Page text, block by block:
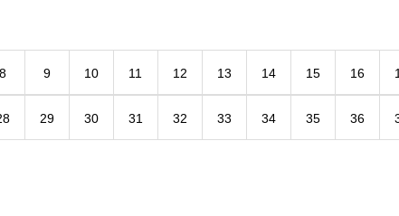
8 9 10 11 12 13 14 15 16
29 30 31 32 33 34 35 36